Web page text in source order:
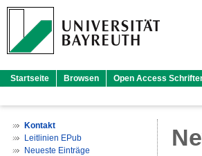
Startseite Browsen Open Access
Kontakt
Leitlinien EPub
Neueste Einträge